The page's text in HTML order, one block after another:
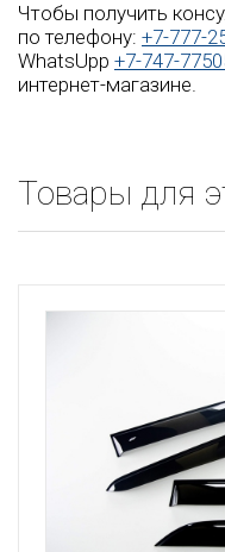
Чтобы получить
по телефону: +7-777-
WhatsUpp +7-747-
интернет-магазине.
Товары для